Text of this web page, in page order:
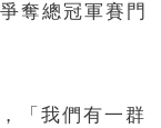
奪總冠軍賽門
「我們有一群